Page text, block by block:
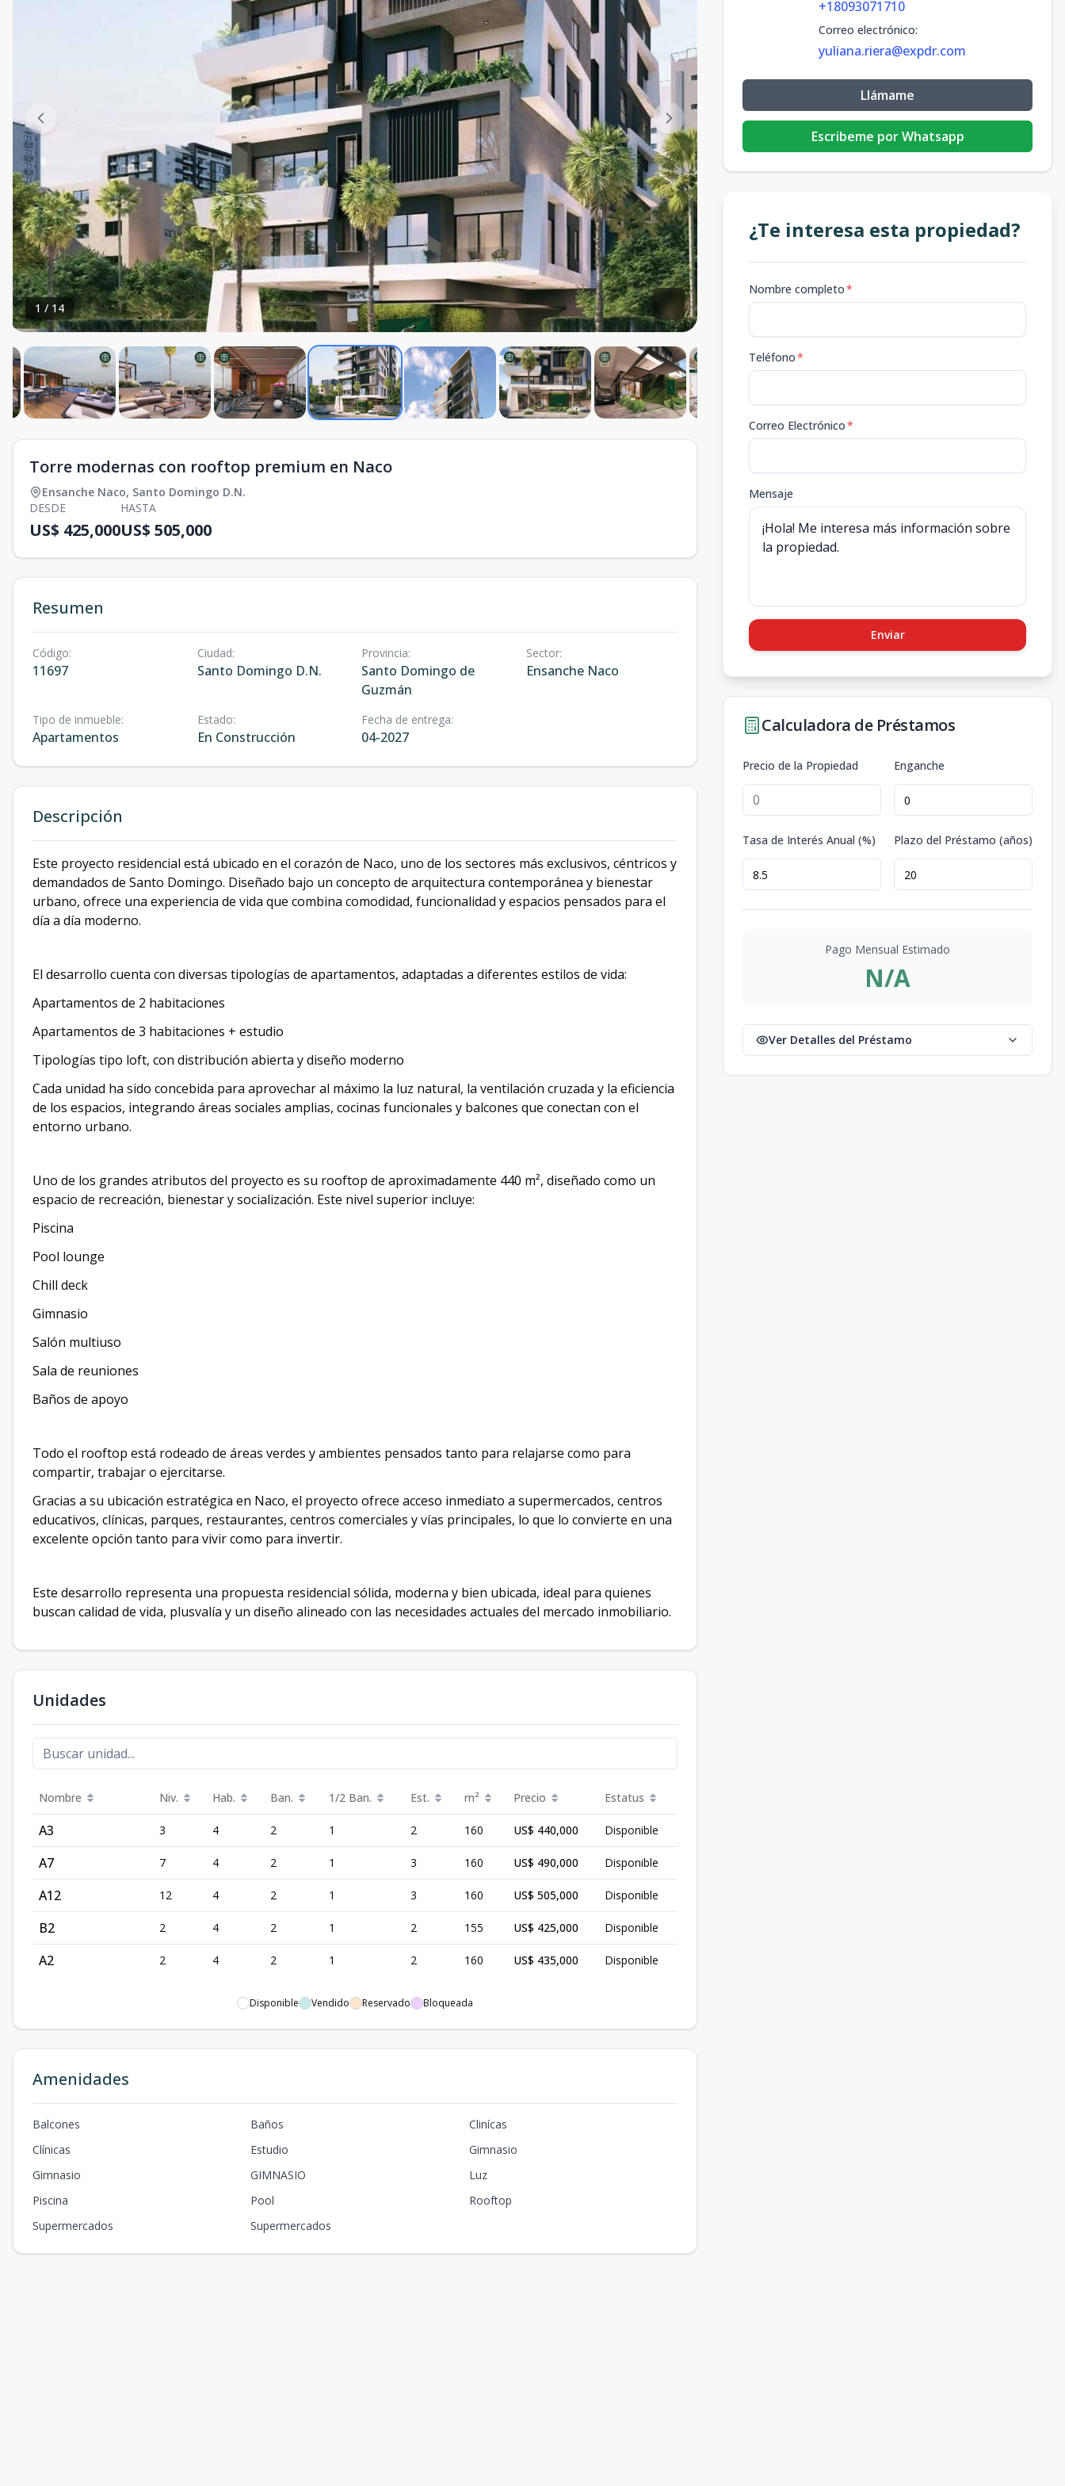
1 / 14
Torre modernas con rooftop premium en Naco
Ensanche Naco, Santo Domingo D.N.
DESDE
US$ 425,000
HASTA
US$ 505,000
Resumen
Código:
11697
Ciudad:
Santo Domingo D.N.
Provincia:
Santo Domingo de
Guzmán
Sector:
Ensanche Naco
Tipo de inmueble:
Apartamentos
Estado:
En Construcción
Fecha de entrega:
04-2027
Descripción
Este proyecto residencial está ubicado en el corazón de Naco, uno de los sectores más exclusivos, céntricos y
demandados de Santo Domingo. Diseñado bajo un concepto de arquitectura contemporánea y bienestar
urbano, ofrece una experiencia de vida que combina comodidad, funcionalidad y espacios pensados para el
día a día moderno.
El desarrollo cuenta con diversas tipologías de apartamentos, adaptadas a diferentes estilos de vida:
Apartamentos de 2 habitaciones
Apartamentos de 3 habitaciones + estudio
Tipologías tipo loft, con distribución abierta y diseño moderno
Cada unidad ha sido concebida para aprovechar al máximo la luz natural, la ventilación cruzada y la eficiencia
de los espacios, integrando áreas sociales amplias, cocinas funcionales y balcones que conectan con el
entorno urbano.
Uno de los grandes atributos del proyecto es su rooftop de aproximadamente 440 m², diseñado como un
espacio de recreación, bienestar y socialización. Este nivel superior incluye:
Piscina
Pool lounge
Chill deck
Gimnasio
Salón multiuso
Sala de reuniones
Baños de apoyo
Todo el rooftop está rodeado de áreas verdes y ambientes pensados tanto para relajarse como para
compartir, trabajar o ejercitarse.
Gracias a su ubicación estratégica en Naco, el proyecto ofrece acceso inmediato a supermercados, centros
educativos, clínicas, parques, restaurantes, centros comerciales y vías principales, lo que lo convierte en una
excelente opción tanto para vivir como para invertir.
Este desarrollo representa una propuesta residencial sólida, moderna y bien ubicada, ideal para quienes
buscan calidad de vida, plusvalía y un diseño alineado con las necesidades actuales del mercado inmobiliario.
Unidades
Nombre Niv. Hab. Ban. 1/2 Ban. Est. m² Precio Estatus
A3 3 4 2 1 2 160 US$ 440,000 Disponible
A7 7 4 2 1 3 160 US$ 490,000 Disponible
A12 12 4 2 1 3 160 US$ 505,000 Disponible
B2 2 4 2 1 2 155 US$ 425,000 Disponible
A2 2 4 2 1 2 160 US$ 435,000 Disponible
Disponible Vendido Reservado Bloqueada
Amenidades
Balcones Baños
Clinícas
Clínicas
Estudio
Gimnasio
Gimnasio
GIMNASIO
Luz
Piscina
Pool
Rooftop
Supermercados
Supermercados
+18093071710
Correo electrónico:
yuliana.riera@expdr.com
Llámame
Escribeme por Whatsapp
¿Te interesa esta propiedad?
Nombre completo*
Teléfono*
Correo Electrónico*
Mensaje
Enviar
Calculadora de Préstamos
Precio de la Propiedad Enganche
Tasa de Interés Anual (%) Plazo del Préstamo (años)
Pago Mensual Estimado
N/A
Ver Detalles del Préstamo